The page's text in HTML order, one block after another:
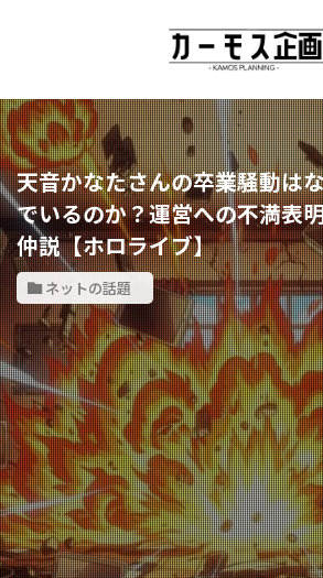
天音かなたさんの卒業騒動は
でいるのか？運営への不満表
仲説【ホロライブ】
ネットの話題